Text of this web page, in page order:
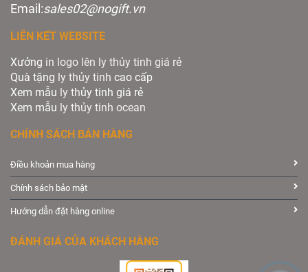
Email:sales02@nogift.vn
LIÊN KẾT WEBSITE
Xưởng in logo lên ly thủy tinh giá rẻ
Quà tặng ly thủy tinh cao cấp
Xem mẫu ly thủy tinh giá rẻ
Xem mẫu ly thủy tinh ocean
CHÍNH SÁCH BÁN HÀNG
Điều khoản mua hàng
Chính sách bảo mật
Hướng dẫn đặt hàng online
ĐÁNH GIÁ CỦA KHÁCH HÀNG